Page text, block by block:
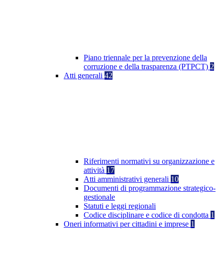
Piano triennale per la prevenzione della
corruzione e della trasparenza (PTPCT) 2
Atti generali 42
Riferimenti normativi su organizzazione e
attività 17
Atti amministrativi generali 10
Documenti di programmazione strategico-
gestionale
Statuti e leggi regionali
Codice disciplinare e codice di condotta 1
Oneri informativi per cittadini e imprese 1